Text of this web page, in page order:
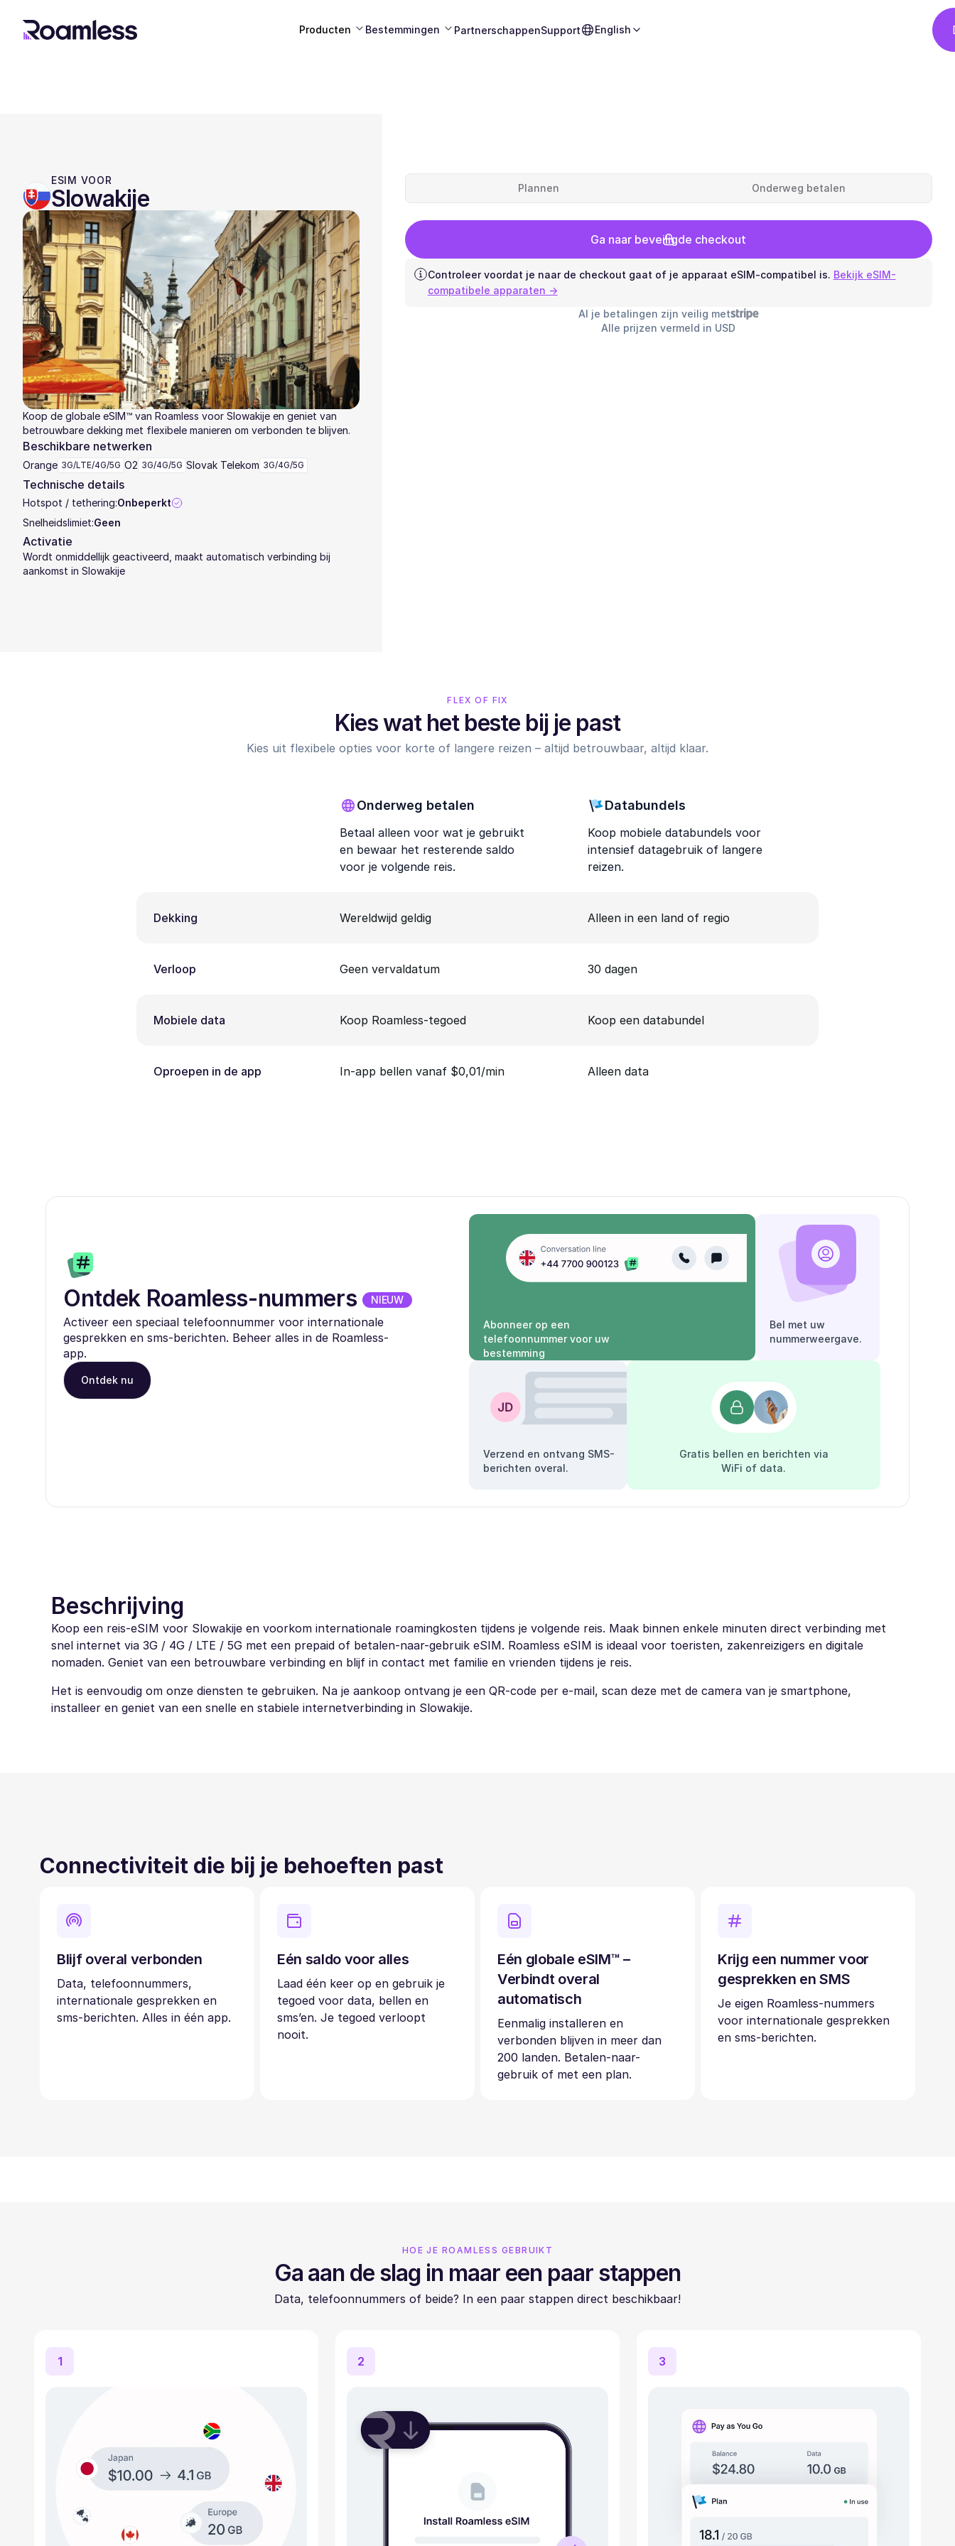
Producten Bestemmingen PartnerschappenSupport English
ESIM VOOR
Slowakije
Koop de globale eSIM™ van Roamless voor Slowakije en geniet van
betrouwbare dekking met flexibele manieren om verbonden te blijven.
Beschikbare netwerken
Orange 3G/LTE/4G/5G O2 3G/4G/5G Slovak Telekom 3G/4G/5G
Technische details
Hotspot / tethering:Onbeperkt
Snelheidslimiet:Geen
Activatie
Wordt onmiddellijk geactiveerd, maakt automatisch verbinding bij
aankomst in Slowakije
Plannen Onderweg betalen
Ga naar beveiligde checkout
Controleer voordat je naar de checkout gaat of je apparaat eSIM-compatibel is. Bekijk eSIM-
compatibele apparaten →
Al je betalingen zijn veilig met
Alle prijzen vermeld in USD
FLEX OF FIX
Kies wat het beste bij je past
Kies uit flexibele opties voor korte of langere reizen – altijd betrouwbaar, altijd klaar.
Onderweg betalen
Betaal alleen voor wat je gebruikt
en bewaar het resterende saldo
voor je volgende reis.
Databundels
Koop mobiele databundels voor
intensief datagebruik of langere
reizen.
Dekking Wereldwijd geldig Alleen in een land of regio
Verloop Geen vervaldatum 30 dagen
Mobiele data Koop Roamless-tegoed Koop een databundel
Oproepen in de app In-app bellen vanaf $0,01/min Alleen data
Ontdek Roamless-nummers NIEUW
Activeer een speciaal telefoonnummer voor internationale
gesprekken en sms-berichten. Beheer alles in de Roamless-
app.
Ontdek nu
Abonneer op een
telefoonnummer voor uw
bestemming
Bel met uw
nummerweergave.
Verzend en ontvang SMS-
berichten overal.
Gratis bellen en berichten via
WiFi of data.
Beschrijving
Koop een reis-eSIM voor Slowakije en voorkom internationale roamingkosten tijdens je volgende reis. Maak binnen enkele minuten direct verbinding met
snel internet via 3G / 4G / LTE / 5G met een prepaid of betalen-naar-gebruik eSIM. Roamless eSIM is ideaal voor toeristen, zakenreizigers en digitale
nomaden. Geniet van een betrouwbare verbinding en blijf in contact met familie en vrienden tijdens je reis.
Het is eenvoudig om onze diensten te gebruiken. Na je aankoop ontvang je een QR-code per e-mail, scan deze met de camera van je smartphone,
installeer en geniet van een snelle en stabiele internetverbinding in Slowakije.
Connectiviteit die bij je behoeften past
Blijf overal verbonden
Data, telefoonnummers,
internationale gesprekken en
sms-berichten. Alles in één app.
Eén saldo voor alles
Laad één keer op en gebruik je
tegoed voor data, bellen en
sms’en. Je tegoed verloopt
nooit.
Eén globale eSIM™ –
Verbindt overal
automatisch
Eenmalig installeren en
verbonden blijven in meer dan
200 landen. Betalen-naar-
gebruik of met een plan.
Krijg een nummer voor
gesprekken en SMS
Je eigen Roamless-nummers
voor internationale gesprekken
en sms-berichten.
HOE JE ROAMLESS GEBRUIKT
Ga aan de slag in maar een paar stappen
Data, telefoonnummers of beide? In een paar stappen direct beschikbaar!
1 2 3